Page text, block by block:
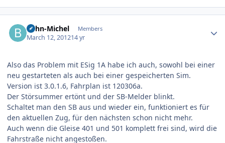
Bahn-Michel Members
March 12, 201214 yr
Also das Problem mit ESig 1A habe ich auch, sowohl bei einer
neu gestarteten als auch bei einer gespeicherten Sim.
Version ist 3.0.1.6, Fahrplan ist 120306a.
Der Störsummer ertönt und der SB-Melder blinkt.
Schaltet man den SB aus und wieder ein, funktioniert es für
den aktuellen Zug, für den nächsten schon nicht mehr.
Auch wenn die Gleise 401 und 501 komplett frei sind, wird die
Fahrstraße nicht angestoßen.